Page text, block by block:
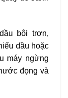
bôi trơn,
dầu hoặc
máy ngừng
đọng và